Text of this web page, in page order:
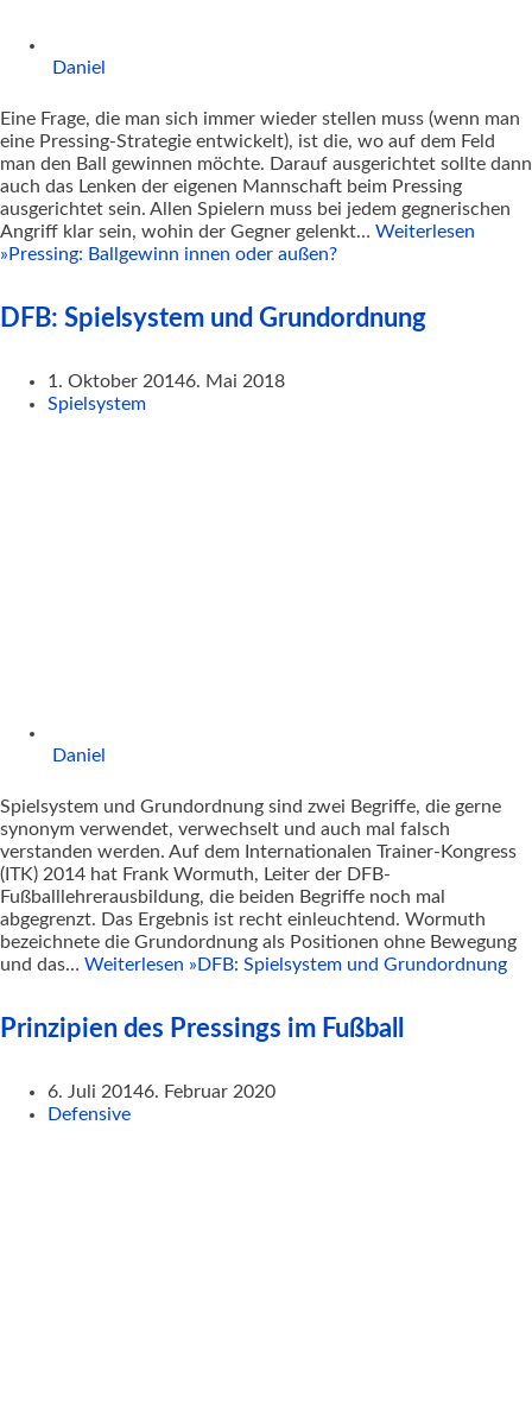
Daniel
Eine Frage, die man sich immer wieder stellen muss (wenn man
eine Pressing-Strategie entwickelt), ist die, wo auf dem Feld
man den Ball gewinnen möchte. Darauf ausgerichtet sollte dann
auch das Lenken der eigenen Mannschaft beim Pressing
ausgerichtet sein. Allen Spielern muss bei jedem gegnerischen
Angriff klar sein, wohin der Gegner gelenkt… Weiterlesen
» Pressing: Ballgewinn innen oder außen?
DFB: Spielsystem und Grundordnung
1. Oktober 20146. Mai 2018
Spielsystem
Daniel
Spielsystem und Grundordnung sind zwei Begriffe, die gerne
synonym verwendet, verwechselt und auch mal falsch
verstanden werden. Auf dem Internationalen Trainer-Kongress
(ITK) 2014 hat Frank Wormuth, Leiter der DFB-
Fußballlehrerausbildung, die beiden Begriffe noch mal
abgegrenzt. Das Ergebnis ist recht einleuchtend. Wormuth
bezeichnete die Grundordnung als Positionen ohne Bewegung
und das… Weiterlesen » DFB: Spielsystem und Grundordnung
Prinzipien des Pressings im Fußball
6. Juli 20146. Februar 2020
Defensive